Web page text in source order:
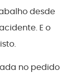
desde
E o
no pedido